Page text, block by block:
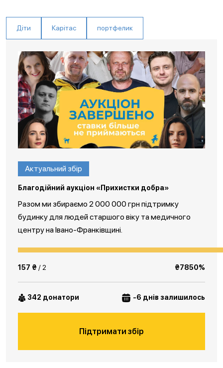
Діти Карітас портфелик
Актуальний збір
Благодійний аукціон «Прихистки добра»
Разом ми збираємо 2 000 000 грн підтримку
будинку для людей старшого віку та медичного
центру на Івано-Франківщині.
157 ₴ / 2 ₴7850%
342 донатори -6 днів залишилось
Підтримати збір